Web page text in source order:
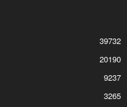
39732
20190
9237
3265